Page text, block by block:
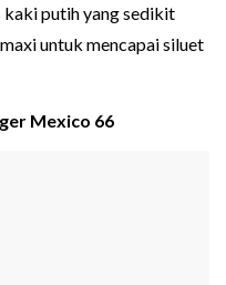
kaki putih yang sedikit
untuk mencapai siluet
Mexico 66